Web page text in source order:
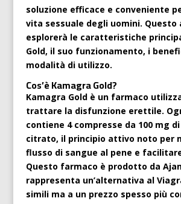
soluzione efficace e conveniente
vita sessuale degli uomini. Questo
esplorerà le caratteristiche
Gold, il suo funzionamento, i
modalità di utilizzo.
Cos’è Kamagra Gold?
Kamagra Gold è un farmaco
trattare la disfunzione erettile.
contiene 4 compresse da 100 mg
citrato, il principio attivo noto per
flusso di sangue al pene e
Questo farmaco è prodotto da
rappresenta un’alternativa al
simili ma a un prezzo spesso più